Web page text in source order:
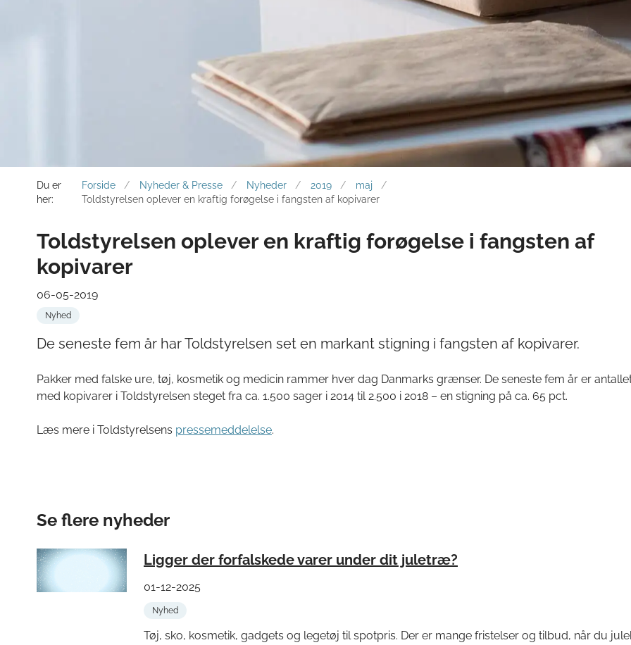
Du er
her:
Forside Nyheder & Presse Nyheder 2019
maj
Toldstyrelsen oplever en kraftig forøgelse i fangsten af kopivarer
Toldstyrelsen oplever en kraftig forøgelse i fangsten af
kopivarer
06-05-2019
Nyhed
De seneste fem år har Toldstyrelsen set en markant stigning i fangsten af kopivarer.
Pakker med falske ure, tøj, kosmetik og medicin rammer hver dag Danmarks grænser. De seneste fem år er
med kopivarer i Toldstyrelsen steget fra ca. 1.500 sager i 2014 til 2.500 i 2018 – en stigning på ca. 65 pct.
Læs mere i Toldstyrelsens pressemeddelelse.
Se flere nyheder
Ligger der forfalskede varer under dit juletræ?
01-12-2025
Nyhed
Tøj, sko, kosmetik, gadgets og legetøj til spotpris. Der er mange fristelser og tilbud, når du